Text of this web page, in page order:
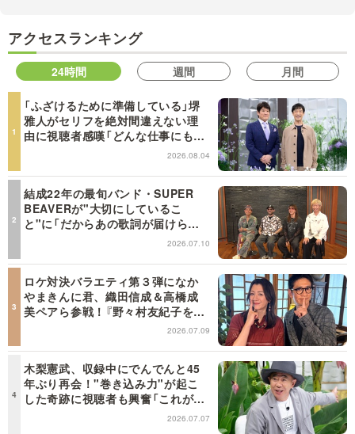
アクセスランキング
24時間 週間 月間
「ふざけるために準備している」堺
雅人がセリフを絶対間違えない理
由に視聴者感嘆「どんな仕事にも当
てはまる」【日曜日の初耳学】2026.08.04
結成22年の最旬バンド・SUPER
BEAVERが"大切にしているこ
と"に「だからあの歌詞が届けられ
るんだ」共感の声＜日曜日の初耳学
2026.07.10
ロケ対決バラエティ第３弾になか
やまきんに君、織田信成＆高橋成
美ペアら参戦！『野々村友紀子を黙
らせろ！』１２日（日）昼に放送！
2026.07.09
木梨憲武、収録中にでんでんと45
年ぶり再会！"巻き込み力"が起こ
した奇跡に視聴者も興奮「これがテ
レビの面白さだよね！」＜日曜日の
2026.07.07